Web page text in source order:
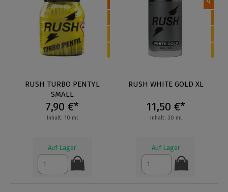
RUSH TURBO PENTYL
SMALL
7,90 €*
Inhalt: 10 ml
Auf Lager
RUSH WHITE GOLD XL
11,50 €*
Inhalt: 30 ml
Auf Lager